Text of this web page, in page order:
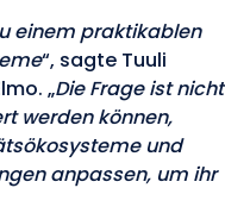
einem praktikablen
“, sagte Tuuli
„Die Frage ist nicht
werden können,
und
anpassen, um ihr